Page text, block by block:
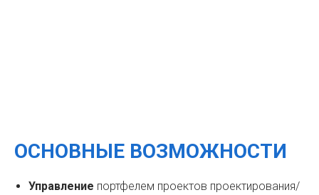
ОСНОВНЫЕ ВОЗМОЖНОСТИ
Управление портфелем проектов проектирования/